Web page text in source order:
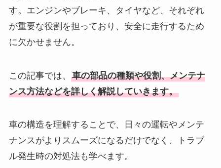
す。エンジンやブレーキ、タイヤなど、それぞれ
が重要な役割を担っており、安全に走行するため
に欠かせません。
この記事では、 車の部品の種類や役割、メンテナ
ンス方法などを詳しく解説していきます。
車の構造を理解することで、日々の運転やメンテ
ナンスがよりスムーズになるだけでなく、トラブ
ル発生時の対処法も学べます。